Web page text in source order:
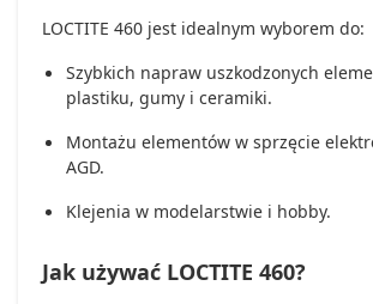
LOCTITE 460 jest idealnym wyborem do:
Szybkich napraw uszkodzonych
plastiku, gumy i ceramiki.
Montażu elementów w sprzęcie
AGD.
Klejenia w modelarstwie i hobby.
Jak używać LOCTITE 460?